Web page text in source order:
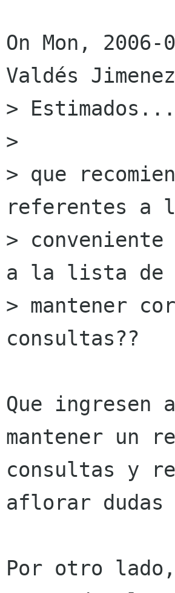
On Mon,
Valdés
> Estimados...
>
> que
referentes a
>
a la lista de
> mantener
consultas??
Que
mantener un
consultas y
aflorar dudas
Por otro lado,